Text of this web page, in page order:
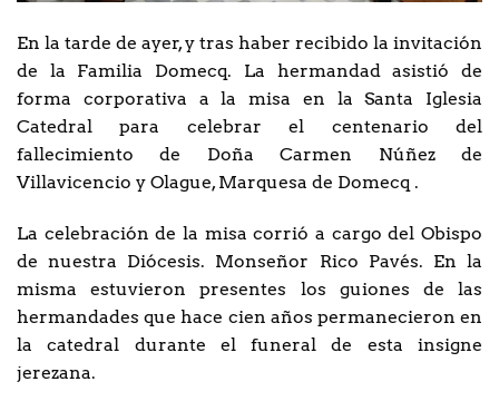
En la tarde de ayer, y tras haber recibido la invitación
de la Familia Domecq. La hermandad asistió de
forma corporativa a la misa en la Santa Iglesia
Catedral para celebrar el centenario del
fallecimiento de Doña Carmen Núñez de
Villavicencio y Olague, Marquesa de Domecq .
La celebración de la misa corrió a cargo del Obispo
de nuestra Diócesis. Monseñor Rico Pavés. En la
misma estuvieron presentes los guiones de las
hermandades que hace cien años permanecieron en
la catedral durante el funeral de esta insigne
jerezana.